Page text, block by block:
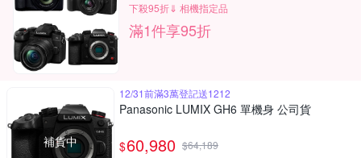
下殺95折⇓ 相機指定品
滿1件享95折
補貨中
12/31前滿3萬登記送1212
Panasonic LUMIX GH6 單機身 公司貨
$60,980 $64,189